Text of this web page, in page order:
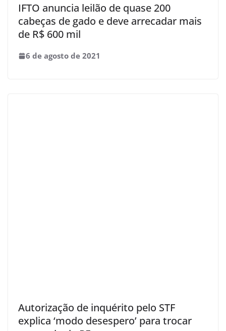
IFTO anuncia leilão de quase 200
cabeças de gado e deve arrecadar mais
de R$ 600 mil
6 de agosto de 2021
Autorização de inquérito pelo STF
explica ‘modo desespero’ para trocar